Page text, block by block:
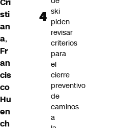
sti
an
a,
Fr
an
cis
co
Hu
en
ch
ski
piden
revisar
criterios
para
el
cierre
preventivo
de
caminos
a